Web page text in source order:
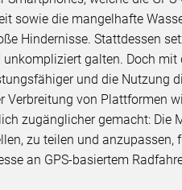
sowie die mangelhafte
Hindernisse. Stattdessen
unkompliziert galten. Doch
und die Nutzung
Verbreitung von Plattformen
zugänglicher gemacht: Die
zu teilen und anzupassen,
an GPS-basiertem